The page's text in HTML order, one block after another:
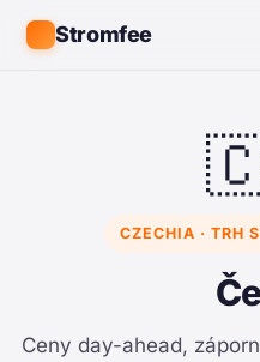
Stromfee
CZECHIA · TRH
Ceny day-ahead,